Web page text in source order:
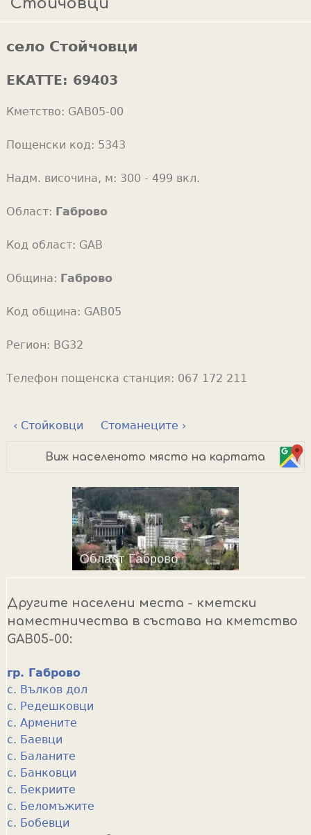
h
f
r
m
u
r
e
e
село Стойчовци
EKATTE: 69403
Кметство: GAB05-00
Пощенски код: 5343
Надм. височина, м: 300 - 499 вкл.
Област: Габрово
Код област: GAB
Община: Габрово
Код община: GAB05
Регион: BG32
Телефон пощенска станция: 067 172 211
‹ Стойковци Стоманеците ›
Виж населеното място на картата
Другите населени места - кметски
наместничества в състава на кметство
GAB05-00:
гр. Габрово
с. Вълков дол
с. Редешковци
с. Армените
с. Баевци
с. Баланите
с. Банковци
с. Бекриите
с. Беломъжите
с. Бобевци